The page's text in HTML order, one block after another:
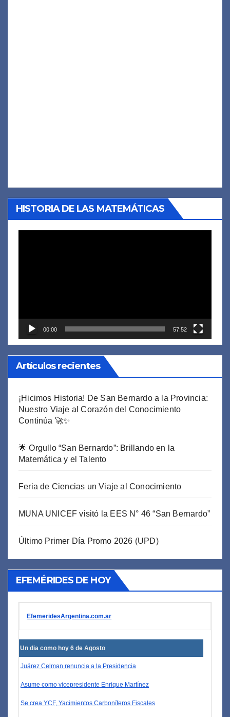
HISTORIA DE LAS MATEMÁTICAS
00:00 57:52
Artículos recientes
¡Hicimos Historia! De San Bernardo a la Provincia:
Nuestro Viaje al Corazón del Conocimiento
Continúa 🚀✨
🌟 Orgullo “San Bernardo”: Brillando en la
Matemática y el Talento
Feria de Ciencias un Viaje al Conocimiento
MUNA UNICEF visitó la EES N° 46 “San Bernardo”
Último Primer Día Promo 2026 (UPD)
EFEMÉRIDES DE HOY
EfemeridesArgentina.com.ar
Un dia como hoy 6 de Agosto
Juárez Celman renuncia a la Presidencia
Asume como vicepresidente Enrique Martínez
Se crea YCF, Yacimientos Carboníferos Fiscales